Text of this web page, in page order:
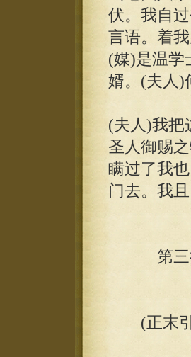
伏。我自
言语。着
(媒)是温学
婿。(夫人)
(夫人)我把
圣人御赐
瞒过了我
门去。我
第三
(正末引